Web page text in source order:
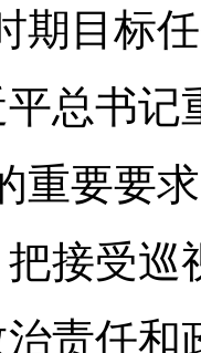
期目标
总书记
重要要
把接受巡
治责任和